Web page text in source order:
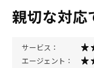
親切な対応
サービス：
エージェント：